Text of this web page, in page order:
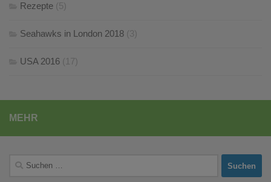
Rezepte (5)
Seahawks in London 2018 (3)
USA 2016 (17)
MEHR
Suchen